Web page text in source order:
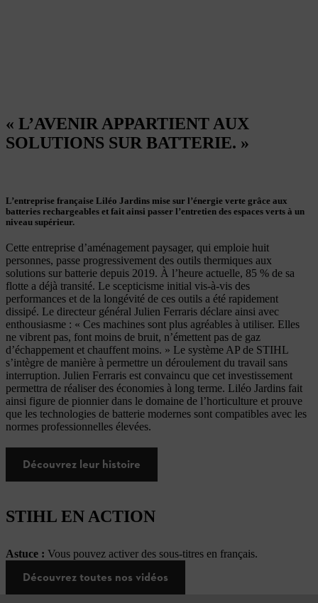
« L’AVENIR APPARTIENT AUX
SOLUTIONS SUR BATTERIE. »
L’entreprise française Liléo Jardins mise sur l’énergie verte grâce aux
batteries rechargeables et fait ainsi passer l’entretien des espaces verts à un
niveau supérieur.
Cette entreprise d’aménagement paysager, qui emploie huit
personnes, passe progressivement des outils thermiques aux
solutions sur batterie depuis 2019. À l’heure actuelle, 85 % de sa
flotte a déjà transité. Le scepticisme initial vis-à-vis des
performances et de la longévité de ces outils a été rapidement
dissipé. Le directeur général Julien Ferraris déclare ainsi avec
enthousiasme : « Ces machines sont plus agréables à utiliser. Elles
ne vibrent pas, font moins de bruit, n’émettent pas de gaz
d’échappement et chauffent moins. » Le système AP de STIHL
s’intègre de manière à permettre un déroulement du travail sans
interruption. Julien Ferraris est convaincu que cet investissement
permettra de réaliser des économies à long terme. Liléo Jardins fait
ainsi figure de pionnier dans le domaine de l’horticulture et prouve
que les technologies de batterie modernes sont compatibles avec les
normes professionnelles élevées.
Découvrez leur histoire
STIHL EN ACTION
Astuce : Vous pouvez activer des sous-titres en français.
Découvrez toutes nos vidéos